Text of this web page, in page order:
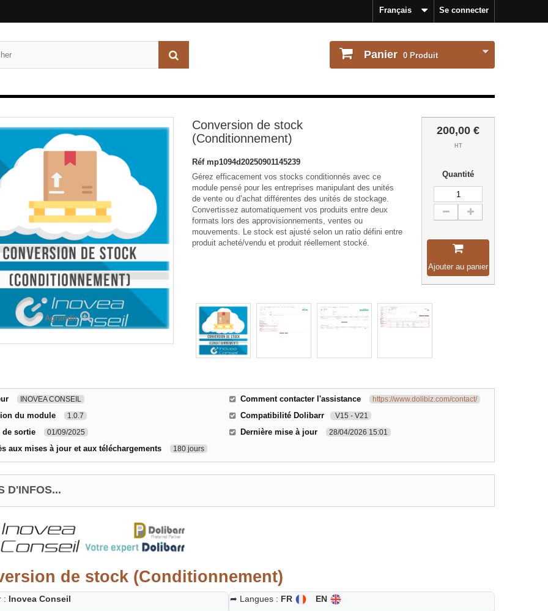
Se connecter
Français
Panier 0 Produit
Agrandir
Conversion de stock
(Conditionnement)
Réf mp1094d20250901145239
Gérez efficacement vos stocks conditionnés avec ce
module pensé pour les entreprises manipulant des unités
de vente ou d’achat différentes des unités de stockage.
Convertissez automatiquement vos produits entre deux
formats lors des approvisionnements, ventes ou
mouvements. Le stock est ajusté selon un ratio défini entre
produit acheté/vendu et produit réellement stocké.
200,00 €
HT
Quantité
Ajouter au panier
INOVEA CONSEIL
du module 1.0.7
de sortie 01/09/2025
aux mises à jour et aux téléchargements 180 jours
Comment contacter l'assistance https://www.dolibiz.com/contact/
Compatibilité Dolibarr V15 - V21
Dernière mise à jour 28/04/2026 15:01
D'INFOS...
de stock (Conditionnement)
: Inovea Conseil ➦ Langues : FR EN